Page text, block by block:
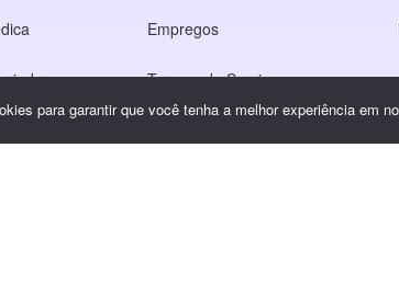
Empregos
Termos de Serviço
para garantir que você tenha a melhor experiência em